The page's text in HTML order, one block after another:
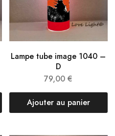
Lampe tube image 1040 –
D
79,00€
Ajouter au panier